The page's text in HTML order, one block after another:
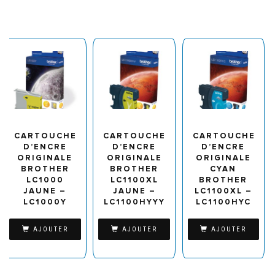
CARTOUCHE
D’ENCRE
ORIGINALE
BROTHER
LC1000
JAUNE –
LC1000Y
AJOUTER
CARTOUCHE
D’ENCRE
ORIGINALE
BROTHER
LC1100XL
JAUNE –
LC1100HYYY
AJOUTER
CARTOUCHE
D’ENCRE
ORIGINALE
CYAN
BROTHER
LC1100XL –
LC1100HYC
AJOUTER